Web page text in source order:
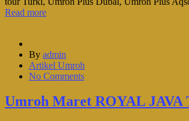
Read more
By admin
Artikel Umroh
No Comments
Umroh Maret ROYAL JAVA